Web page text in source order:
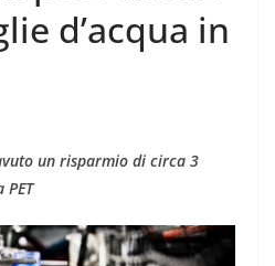
d’acqua in
un risparmio di circa 3